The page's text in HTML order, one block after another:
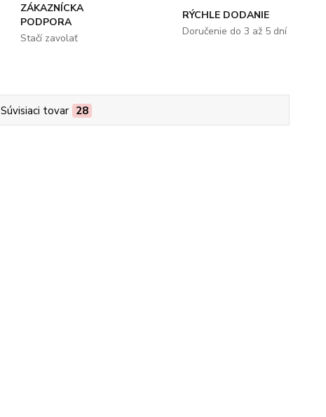
ZÁKAZNÍCKA
PODPORA
Stačí zavolať
RÝCHLE DODANIE
Doručenie do 3 až 5 dní
Súvisiaci tovar 28